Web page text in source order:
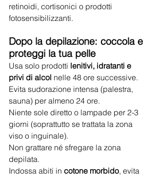
retinoidi, cortisonici o prodotti
fotosensibilizzanti.
Dopo la depilazione: coccola e
proteggi la tua pelle
Usa solo prodotti lenitivi, idratanti e
privi di alcol nelle 48 ore successive.
Evita sudorazione intensa (palestra,
sauna) per almeno 24 ore.
Niente sole diretto o lampade per 2-3
giorni (soprattutto se trattata la zona
viso o inguinale).
Non grattare né sfregare la zona
depilata.
Indossa abiti in cotone morbido, evita